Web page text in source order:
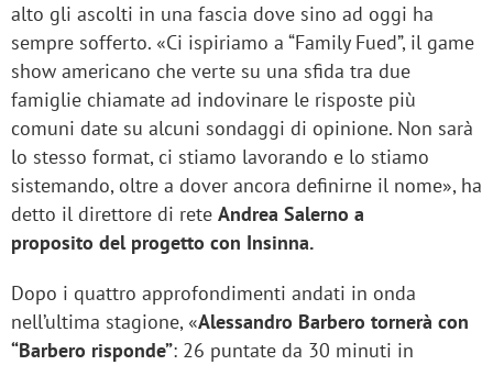
alto gli ascolti in una fascia dove sino ad oggi ha
sempre sofferto. «Ci ispiriamo a “Family Fued”, il game
show americano che verte su una sfida tra due
famiglie chiamate ad indovinare le risposte più
comuni date su alcuni sondaggi di opinione. Non sarà
lo stesso format, ci stiamo lavorando e lo stiamo
sistemando, oltre a dover ancora definirne il nome», ha
detto il direttore di rete Andrea Salerno a
proposito del progetto con Insinna.
Dopo i quattro approfondimenti andati in onda
nell’ultima stagione, «Alessandro Barbero tornerà con
“Barbero risponde”: 26 puntate da 30 minuti in